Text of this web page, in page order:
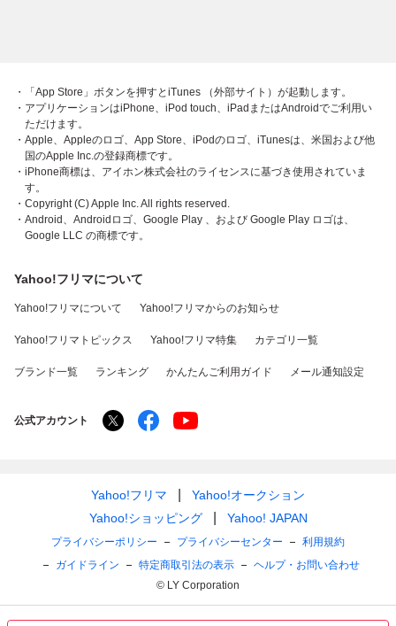
・「App Store」ボタンを押すとiTunes （外部サイト）が起動します。
・アプリケーションはiPhone、iPod touch、iPadまたはAndroidでご利用い
ただけます。
・Apple、Appleのロゴ、App Store、iPodのロゴ、iTunesは、米国および他
国のApple Inc.の登録商標です。
・iPhone商標は、アイホン株式会社のライセンスに基づき使用されていま
す。
・Copyright (C) Apple Inc. All rights reserved.
・Android、Androidロゴ、Google Play 、および Google Play ロゴは、
Google LLC の商標です。
Yahoo!フリマについて
Yahoo!フリマについて Yahoo!フリマからのお知らせ
Yahoo!フリマトピックス Yahoo!フリマ特集 カテゴリ一覧
ブランド一覧 ランキング かんたんご利用ガイド メール通知設定
公式アカウント
Yahoo!フリマ
Yahoo!オークション
Yahoo!ショッピング
Yahoo! JAPAN
プライバシーポリシー プライバシーセンター
利用規約
ガイドライン
特定商取引法の表示
ヘルプ・お問い合わせ
© LY Corporation